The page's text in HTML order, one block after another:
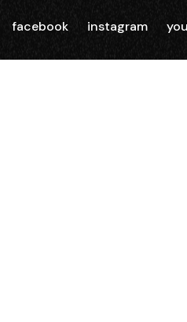
facebook instagram